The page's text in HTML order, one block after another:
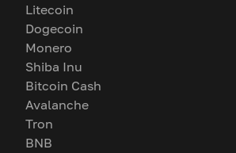
Litecoin
Dogecoin
Monero
Shiba Inu
Bitcoin Cash
Avalanche
Tron
BNB